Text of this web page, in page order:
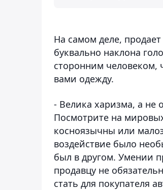
На самом деле,
буквально наклона
сторонним
вами одежду.
- Велика харизма, а не
Посмотрите на
косноязычны или
воздействие было
был в другом. Умении
продавцу не
стать для покупателя